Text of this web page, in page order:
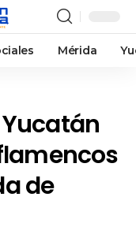
Mérida
de